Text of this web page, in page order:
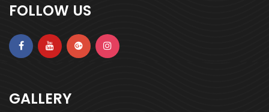
FOLLOW US
GALLERY